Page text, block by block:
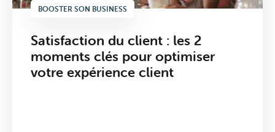
Mobile
BOOSTER SON BUSINESS
Satisfaction du client : les 2
moments clés pour optimiser
votre expérience client